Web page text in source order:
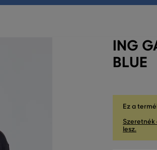
ING
BLUE
Ez a
lesz.